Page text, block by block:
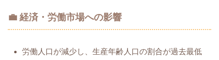
💼 経済・労働市場への影響
労働人口が減少し、生産年齢人口の割合が過去最低